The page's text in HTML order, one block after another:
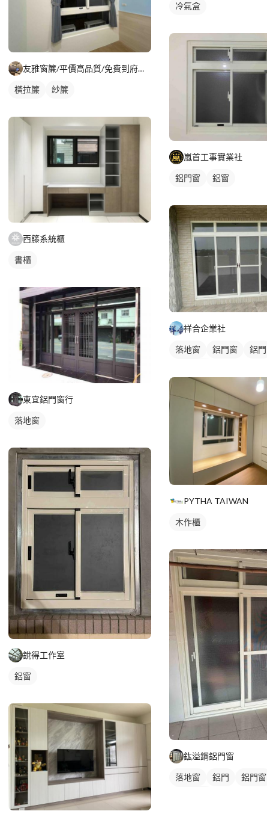
友雅窗簾/平價高品質/免費到府丈量報價
橫拉簾 紗簾
西籐系統櫃
書櫃
東宜鋁門窗行
落地窗
銳得工作室
鋁窗
冷氣盒
嵐首工事實業社
鋁門窗 鋁窗
祥合企業社
落地窗 鋁門窗
鋁門
PYTHA TAIWAN
木作櫃
鈜溢鋼鋁門窗
落地窗 鋁門
鋁門窗